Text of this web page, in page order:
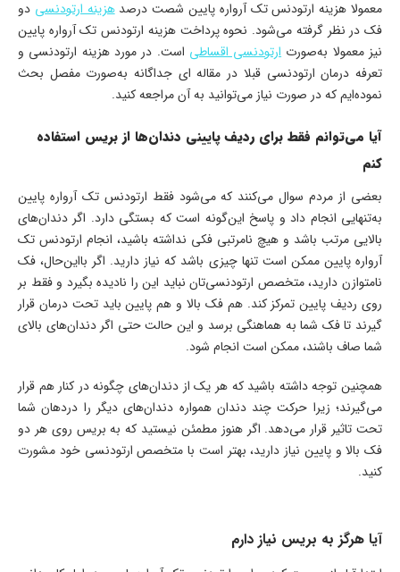
معمولا هزینه ارتودنس تک آرواره پایین شصت درصدهزینه ارتودنسی دو
فک در نظر گرفته می‌شود. نحوه پرداخت هزینه ارتودنس تک آرواره پایین
نیز معمولا به‌صورتارتودنسی اقساطی است. در مورد هزینه ارتودنسی و
تعرفه درمان ارتودنسی قبلا در مقاله ای جداگانه به‌صورت مفصل بحث
نموده‌ایم که در صورت نیاز می‌توانید به آن مراجعه کنید.
آیا می‌توانم فقط برای ردیف پایینی دندان‌ها از بریس استفاده
کنم
بعضی از مردم سوال می‌کنند که می‌شود فقط ارتودنس تک آرواره پایین
به‌تنهایی انجام داد و پاسخ این‌گونه است که بستگی دارد. اگر دندان‌های
بالایی مرتب باشد و هیچ نامرتبی فکی نداشته باشید، انجام ارتودنس تک
آرواره پایین ممکن است تنها چیزی باشد که نیاز دارید. اگر بااین‌حال، فک
نامتوازن دارید، متخصص ارتودنسی‌تان نباید این را نادیده بگیرد و فقط بر
روی ردیف پایین تمرکز کند. هم فک بالا و هم پایین باید تحت درمان قرار
گیرند تا فک شما به هماهنگی برسد و این حالت حتی اگر دندان‌های بالای
شما صاف باشند، ممکن است انجام شود.
همچنین توجه داشته باشید که هر یک از دندان‌های چگونه در کنار هم قرار
می‌گیرند؛ زیرا حرکت چند دندان همواره دندان‌های دیگر را دردهان شما
تحت تاثیر قرار می‌دهد. اگر هنوز مطمئن نیستید که به بریس روی هر دو
فک بالا و پایین نیاز دارید، بهتر است با متخصص ارتودنسی خود مشورت
کنید.
آیا هرگز به بریس نیاز دارم